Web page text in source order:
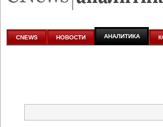
аналитике
CNEWS НОВОСТИ АНАЛИТИКА